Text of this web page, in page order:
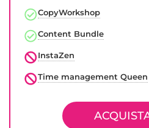
CopyWorkshop
Content Bundle
InstaZen
Time management Queen